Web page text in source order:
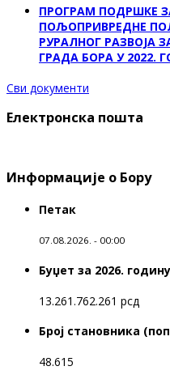
ПРОГРАМ ПОДРШКЕ
ПОЉОПРИВРЕДНЕ
РУРАЛНОГ РАЗВОЈА
ГРАДА БОРА У 2022.
Сви документи
Електронска пошта
Информације о Бору
Петак
07.08.2026. - 00:00
Буџет за 2026. годину
13.261.762.261 рсд
Број становника
48.615